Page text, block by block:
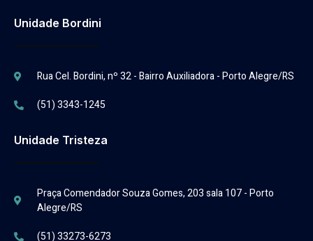
Unidade Bordini
Rua Cel. Bordini, nº 32 - Bairro Auxiliadora - Porto Alegre/RS
(51) 3343-1245
Unidade Tristeza
Praça Comendador Souza Gomes, 203 sala 107 - Porto
Alegre/RS
(51) 33273-6273